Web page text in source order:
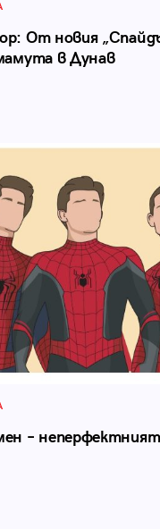
От новия
в Дунав
– неперфектният